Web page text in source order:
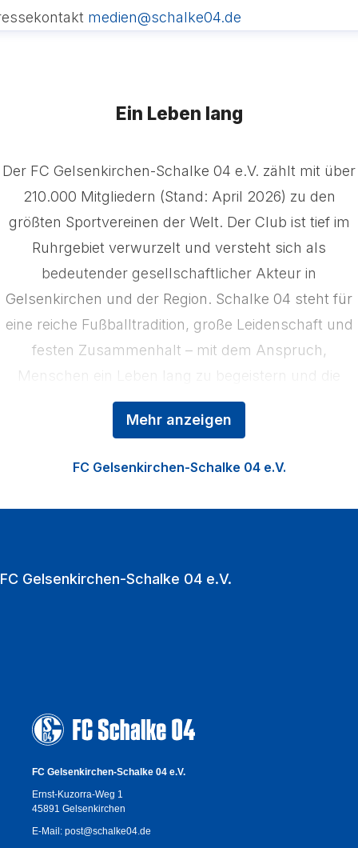
medien@schalke04.de
Ein Leben lang
Mehr anzeigen
Der FC Gelsenkirchen-Schalke 04 e.V. zählt mit über
210.000 Mitgliedern (Stand: April 2026) zu den
größten Sportvereinen der Welt. Der Club ist tief im
Ruhrgebiet verwurzelt und versteht sich als
bedeutender gesellschaftlicher Akteur in
Gelsenkirchen und der Region. Schalke 04 steht für
eine reiche Fußballtradition, große Leidenschaft und
festen Zusammenhalt – mit dem Anspruch,
Menschen ein Leben lang zu begeistern und die
Region zu stärken. Das Kerngeschäft der
Königsblauen ist der Profifußball, ergänzt durch die
FC Gelsenkirchen-Schalke 04 e.V.
FC Gelsenkirchen-Schalke 04 e.V.